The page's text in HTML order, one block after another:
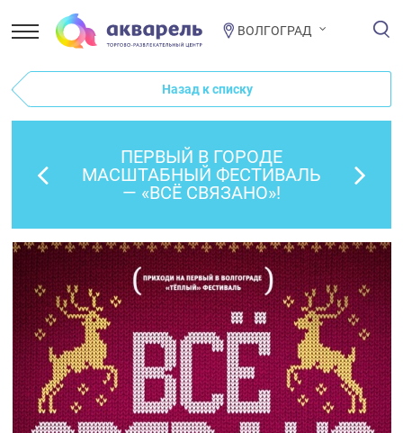
ВОЛГОГРАД
Назад к списку
ПЕРВЫЙ В ГОРОДЕ
МАСШТАБНЫЙ ФЕСТИВАЛЬ
— «ВСЁ СВЯЗАНО»!